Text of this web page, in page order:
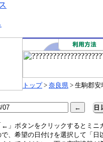
トップ> 奈良県 > 生駒郡安
←」ボタンをクリックするとミニ
、希望の日付けを選択して「日